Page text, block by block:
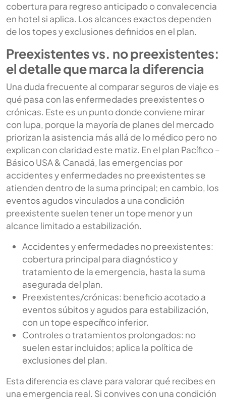
cobertura para regreso anticipado o convalecencia
en hotel si aplica. Los alcances exactos dependen
de los topes y exclusiones definidos en el plan.
Preexistentes vs. no preexistentes:
el detalle que marca la diferencia
Una duda frecuente al comparar seguros de viaje es
qué pasa con las enfermedades preexistentes o
crónicas. Este es un punto donde conviene mirar
con lupa, porque la mayoría de planes del mercado
priorizan la asistencia más allá de lo médico pero no
explican con claridad este matiz. En el plan Pacífico –
Básico USA & Canadá, las emergencias por
accidentes y enfermedades no preexistentes se
atienden dentro de la suma principal; en cambio, los
eventos agudos vinculados a una condición
preexistente suelen tener un tope menor y un
alcance limitado a estabilización.
Accidentes y enfermedades no preexistentes:
cobertura principal para diagnóstico y
tratamiento de la emergencia, hasta la suma
asegurada del plan.
Preexistentes/crónicas: beneficio acotado a
eventos súbitos y agudos para estabilización,
con un tope específico inferior.
Controles o tratamientos prolongados: no
suelen estar incluidos; aplica la política de
exclusiones del plan.
Esta diferencia es clave para valorar qué recibes en
una emergencia real. Si convives con una condición